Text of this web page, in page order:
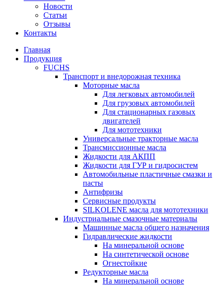
Новости
Статьи
Отзывы
Контакты
Главная
Продукция
FUCHS
Транспорт и внедорожная техника
Моторные масла
Для легковых автомобилей
Для грузовых автомобилей
Для стационарных газовых
двигателей
Для мототехники
Универсальные тракторные масла
Трансмиссионные масла
Жидкости для АКПП
Жидкости для ГУР и гидросистем
Автомобильные пластичные смазки и
пасты
Антифризы
Сервисные продукты
SILKOLENE масла для мототехники
Индустриальные смазочные материалы
Машинные масла общего назначения
Гидравлические жидкости
На минеральной основе
На синтетической основе
Огнестойкие
Редукторные масла
На минеральной основе